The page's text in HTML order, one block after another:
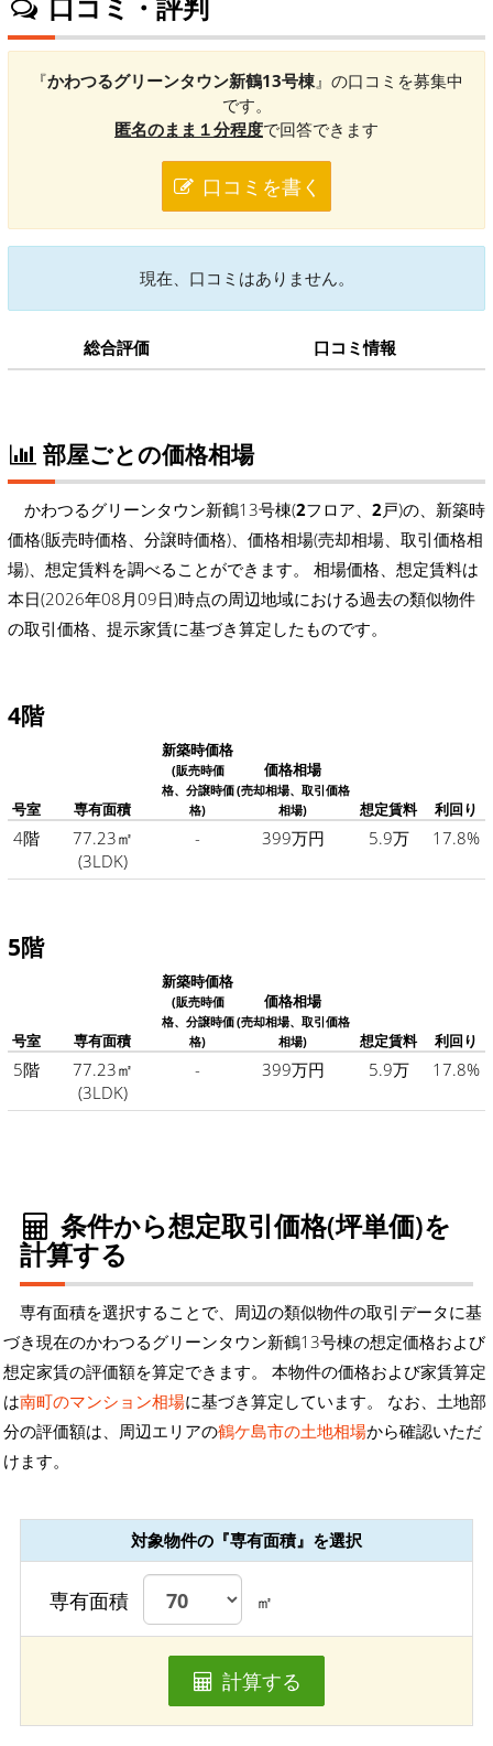
口コミ・評判
『かわつるグリーンタウン新鶴13号棟』の口コミを募集中
です。
匿名のまま１分程度で回答できます
口コミを書く
現在、口コミはありません。
総合評価 口コミ情報
部屋ごとの価格相場
かわつるグリーンタウン新鶴13号棟(2フロア、 2 戸)の、新築時
価格(販売時価格、分譲時価格)、価格相場(売却相場、取引価格相
場)、想定賃料を調べることができます。 相場価格、想定賃料は
本日(2026年08月09日)時点の周辺地域における過去の類似物件
の取引価格、提示家賃に基づき算定したものです。
4階
号室 専有面積
新築時価格
(販売時価
格、分譲時価
格)
価格相場
(売却相場、取引価格
相場)
想定賃料 利回り
4階
77.23㎡
(3LDK)
- 399万円 5.9万 17.8%
5階
号室 専有面積
新築時価格
(販売時価
格、分譲時価
格)
価格相場
(売却相場、取引価格
相場)
想定賃料 利回り
5階
77.23㎡
(3LDK)
- 399万円 5.9万 17.8%
条件から想定取引価格(坪単価)を
計算する
専有面積を選択することで、周辺の類似物件の取引データに基
づき現在のかわつるグリーンタウン新鶴13号棟の想定価格および
想定家賃の評価額を算定できます。 本物件の価格および家賃算定
は南町のマンション相場に基づき算定しています。 なお、土地部
分の評価額は、周辺エリアの鶴ケ島市の土地相場から確認いただ
けます。
対象物件の『専有面積』を選択
専有面積 ㎡
計算する